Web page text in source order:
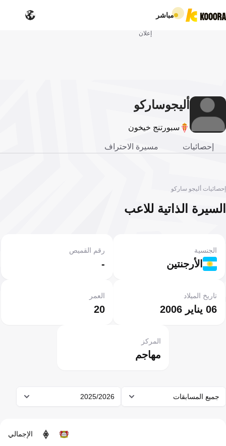
مباشر
إعلان
أليجوساركو
سبورتنج خيخون
إحصائيات مسيرة الاحتراف
إحصائيات أليجو ساركو
السيرة الذاتية للاعب
الأرجنتين
الجنسية
-
رقم القميص
06 يناير 2006
تاريخ الميلاد
20
العمر
مهاجم
المركز
جميع المسابقات 2025/2026
الإجمالي